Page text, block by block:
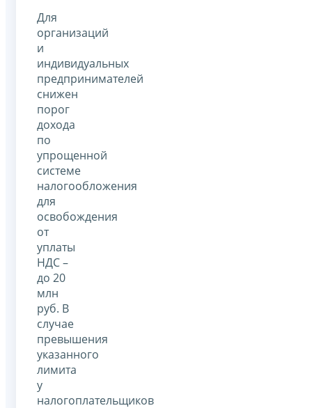
Для
организаций
и
индивидуальных
предпринимателей
снижен
порог
дохода
по
упрощенной
системе
налогообложения
для
освобождения
от
уплаты
НДС –
до 20
млн
руб. В
случае
превышения
указанного
лимита
у
налогоплательщиков